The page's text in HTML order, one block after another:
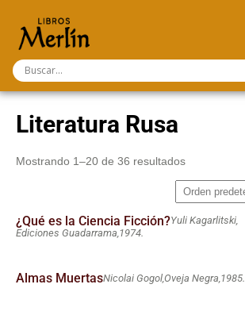
Literatura Rusa
Mostrando 1–20 de 36 resultados
¿Qué es la Ciencia Ficción?Yuli Kagarlitski,
Ediciones Guadarrama, 1974.
Almas MuertasNicolai Gogol,Oveja Negra, 1985.